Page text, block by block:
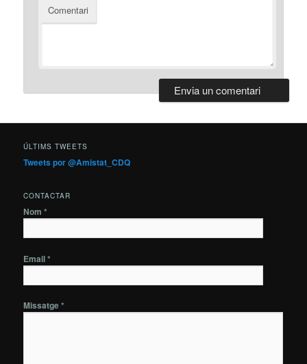
Comentari
ÚLTIMS TWEETS
Tweets por @Amistat_CDQ
CONTACTAR
Nom *
Email *
Missatge *